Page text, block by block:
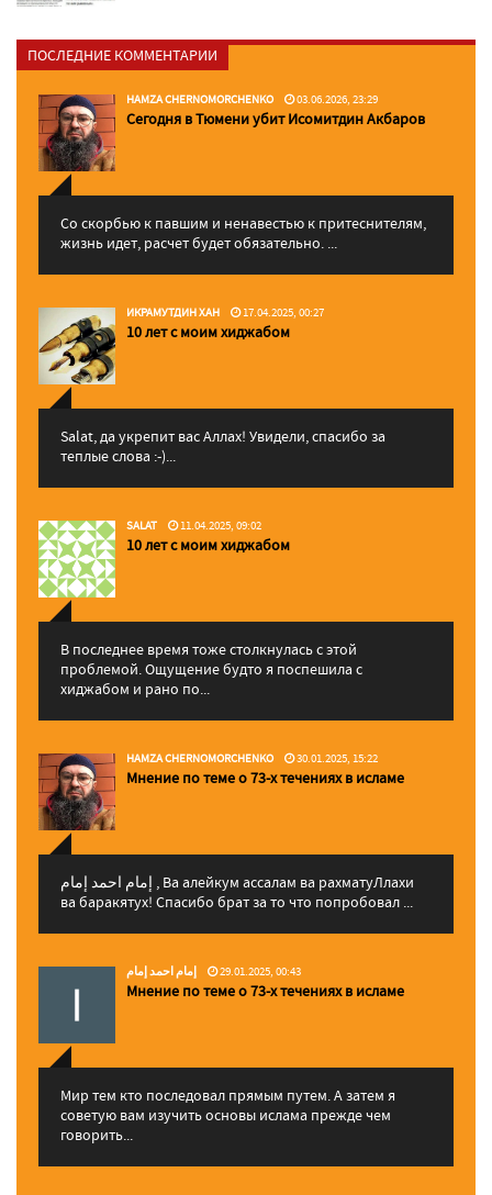
ПОСЛЕДНИЕ КОММЕНТАРИИ
HAMZA CHERNOMORCHENKO 03.06.2026, 23:29
Сегодня в Тюмени убит Исомитдин Акбаров
Со скорбью к павшим и ненавестью к притеснителям,
жизнь идет, расчет будет обязательно. ...
ИКРАМУТДИН ХАН 17.04.2025, 00:27
10 лет с моим хиджабом
Salat, да укрепит вас Аллаx! Увидели, спасибо за
теплые слова :-)...
SALAT 11.04.2025, 09:02
10 лет с моим хиджабом
В последнее время тоже столкнулась с этой
проблемой. Ощущение будто я поспешила с
хиджабом и рано по...
HAMZA CHERNOMORCHENKO 30.01.2025, 15:22
Мнение по теме о 73-х течениях в исламе
إمام احمد إمام , Ва алейкум ассалам ва рахматуЛлахи
ва баракятух! Спасибо брат за то что попробовал ...
إمام احمد إمام 29.01.2025, 00:43
Мнение по теме о 73-х течениях в исламе
Мир тем кто последовал прямым путем. А затем я
советую вам изучить основы ислама прежде чем
говорить...